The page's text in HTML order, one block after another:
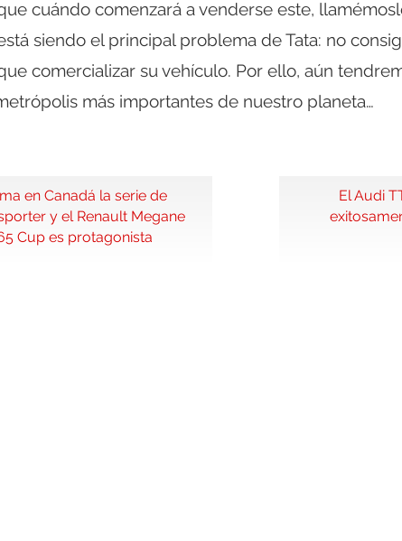
cuándo comenzará a venderse este,
siendo el principal problema de Tata: no
comercializar su vehículo. Por ello, aún
más importantes de nuestro planeta…
en Canadá la serie de
y el Renault Megane
Cup es protagonista
El Audi